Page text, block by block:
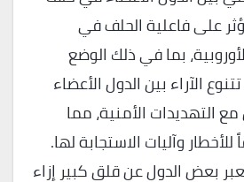
يؤثر على فاعلية الحلف في
بما في ذلك الوضع
الآراء بين الدول الأعضاء
التهديدات الأمنية، مما
وآليات الاستجابة لها.
بعض الدول عن قلق كبير إزاء